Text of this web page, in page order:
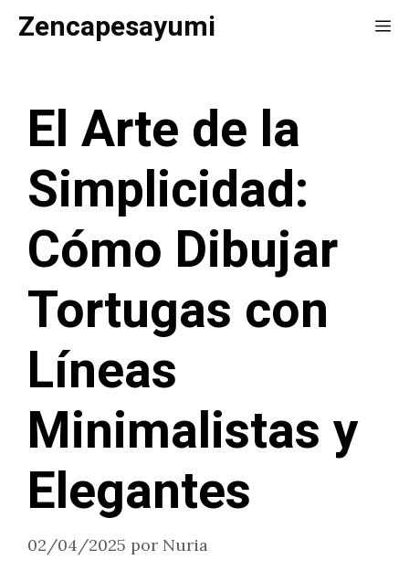
SaltarZencapesayumi
El Arte de la
Simplicidad:
Cómo Dibujar
Tortugas con
Líneas
Minimalistas y
Elegantes
02/04/2025 por Nuria